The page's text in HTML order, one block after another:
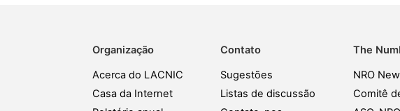
Organização
Acerca do LACNIC
Casa da Internet
Contato
Sugestões
Listas de discussão
The
NRO
Comitê